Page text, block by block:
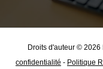
Droits d'auteur © 2026
confidentialité - Politique